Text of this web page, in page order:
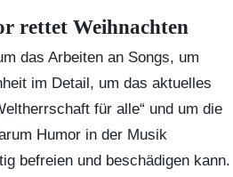
rettet Weihnachten
das Arbeiten an Songs, um
im Detail, um das aktuelles
für alle“ und um die
Humor in der Musik
befreien und beschädigen kann.